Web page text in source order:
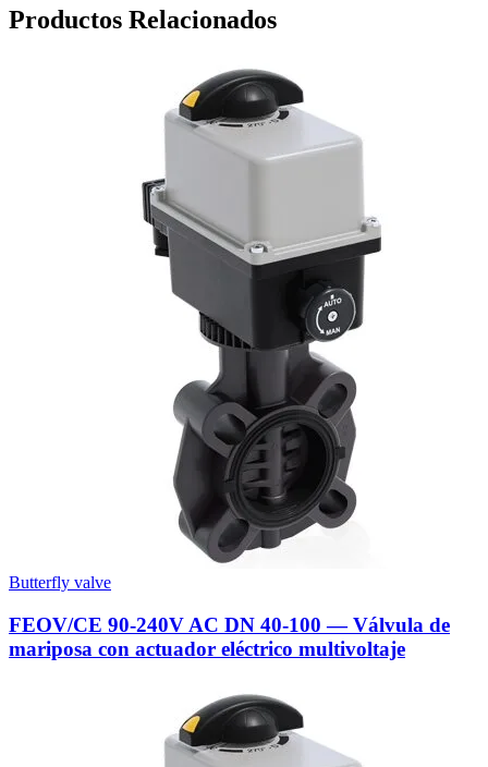
Productos Relacionados
Butterfly valve
FEOV/CE 90-240V AC DN 40-100 — Válvula de
mariposa con actuador eléctrico multivoltaje